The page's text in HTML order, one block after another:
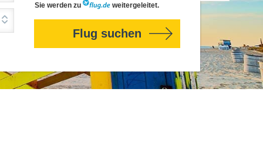
Pauschal
Sie werden zu weitergeleitet.
Flug suchen